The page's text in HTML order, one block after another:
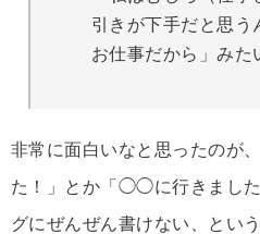
引きが下手だと思
お仕事だから」みた
非常に面白いなと思ったのが
た！」とか「◯◯に行きまし
グにぜんぜん書けない、とい